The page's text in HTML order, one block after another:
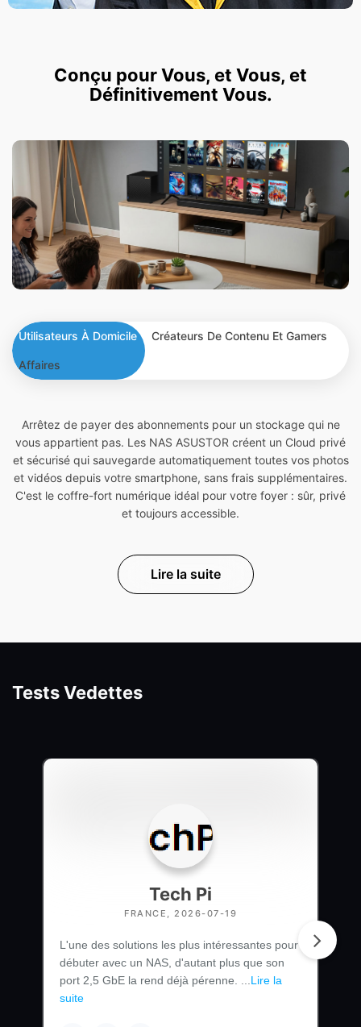
Conçu pour Vous, et Vous, et
Définitivement Vous.
Utilisateurs À Domicile Créateurs De Contenu Et Gamers
Affaires
Arrêtez de payer des abonnements pour un stockage qui ne
vous appartient pas. Les NAS ASUSTOR créent un Cloud privé
et sécurisé qui sauvegarde automatiquement toutes vos photos
et vidéos depuis votre smartphone, sans frais supplémentaires.
C'est le coffre-fort numérique idéal pour votre foyer : sûr, privé
et toujours accessible.
Lire la suite
Tests Vedettes
Tech Pi
FRANCE, 2026-07-19
L'une des solutions les plus intéressantes pour
débuter avec un NAS, d'autant plus que son
port 2,5 GbE la rend déjà pérenne. ... Lire la
suite